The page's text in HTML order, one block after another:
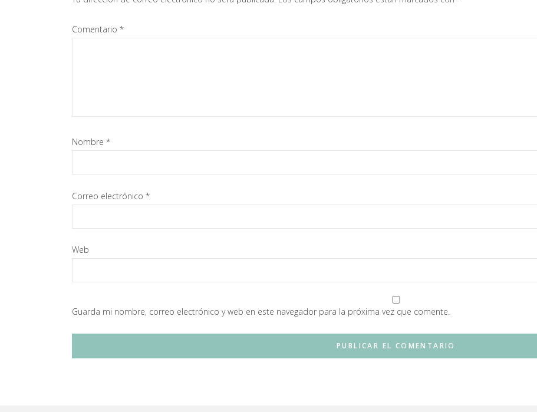
lectores
Comentario *
Nombre *
Correo electrónico *
Web
Guarda mi nombre, correo electrónico y web en este navegador para la próxima vez que comente.